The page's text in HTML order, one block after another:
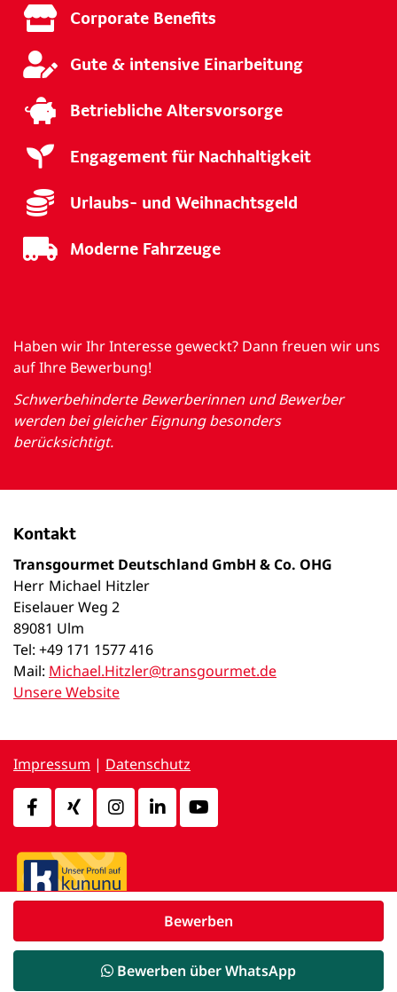
Corporate Benefits
Gute & intensive Einarbeitung
Betriebliche Altersvorsorge
Engagement für Nachhaltigkeit
Urlaubs- und Weihnachtsgeld
Moderne Fahrzeuge
Haben wir Ihr Interesse geweckt? Dann freuen wir uns
auf Ihre Bewerbung!
Schwerbehinderte Bewerberinnen und Bewerber
werden bei gleicher Eignung besonders
berücksichtigt.
Kontakt
Transgourmet Deutschland GmbH & Co. OHG
Herr Michael Hitzler
Eiselauer Weg 2
89081 Ulm
Tel: +49 171 1577 416
Mail: Michael.Hitzler@transgourmet.de
Unsere Website
Bewerben über WhatsApp
Bewerben
Impressum | Datenschutz